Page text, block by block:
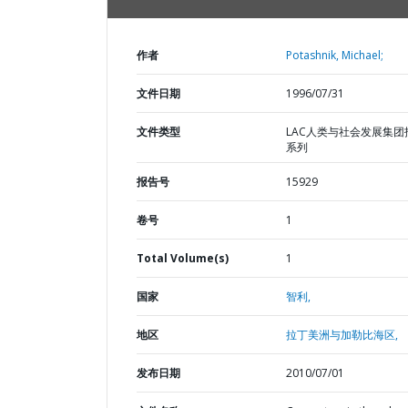
作者 Potashnik, Michael;
文件日期 1996/07/31
文件类型
LAC人类与社会发展集团
系列
报告号 15929
卷号 1
Total Volume(s) 1
国家 智利,
地区 拉丁美洲与加勒比海区,
发布日期 2010/07/01